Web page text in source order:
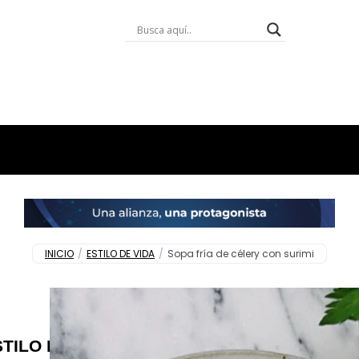
INICIO / ESTILO DE VIDA / Sopa fría de célery con surimi
DE